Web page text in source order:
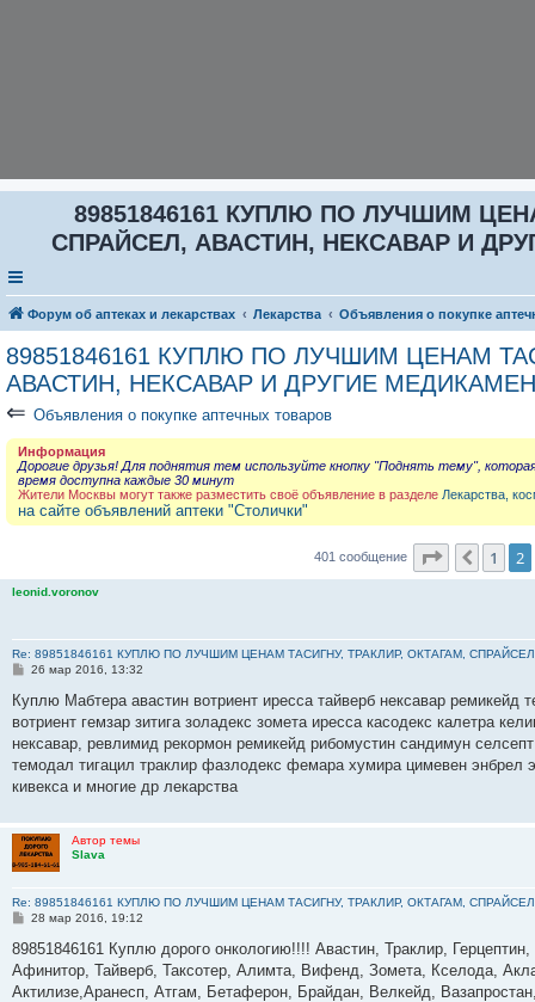
89851846161 КУПЛЮ ПО ЛУЧШИМ
СПРАЙСЕЛ, АВАСТИН, НЕКСАВАР И
Форум об аптеках и лекарствах Лекарства Объявления о покупке
89851846161 КУПЛЮ ПО ЛУЧШИМ ЦЕНАМ
АВАСТИН, НЕКСАВАР И ДРУГИЕ
⇐ Объявления о покупке аптечных товаров
Информация
Дорогие друзья! Для поднятия тем используйте кнопку "Поднять тему",
время доступна каждые 30 минут
Жители Москвы могут также разместить своё объявление в разделе Лекарства,
на сайте объявлений аптеки "Столички"
401 сообщение Страница
Пред.
1 2
leonid.voronov
Re: 89851846161 КУПЛЮ ПО ЛУЧШИМ ЦЕНАМ ТАСИГНУ, ТРАКЛИР, ОКТАГАМ,
С
о
б
щ
е
и
е
26 мар 2016, 13:32
Куплю Мабтера авастин вотриент иресса тайверб нексавар
вотриент гемзар зитига золадекс зомета иресса касодекс калетра
нексавар, ревлимид рекормон ремикейд рибомустин сандимун
темодал тигацил траклир фазлодекс фемара хумира цимевен энбрел
кивекса и многие др лекарства
Автор темы
Slava
Re: 89851846161 КУПЛЮ ПО ЛУЧШИМ ЦЕНАМ ТАСИГНУ, ТРАКЛИР, ОКТАГАМ,
С
о
щ
е
28 мар 2016, 19:12
89851846161 Куплю дорого онкологию!!!! Авастин, Траклир,
Афинитор, Тайверб, Таксотер, Алимта, Вифенд, Зомета, Кселода,
Актилизе,Аранесп, Атгам, Бетаферон, Брайдан, Велкейд,